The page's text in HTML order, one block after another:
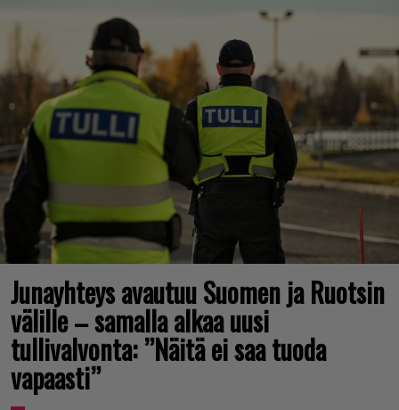
Junayhteys avautuu Suomen ja Ruotsin
välille – samalla alkaa uusi
tullivalvonta: ”Näitä ei saa tuoda
vapaasti”